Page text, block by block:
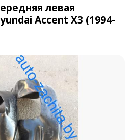
левая
Accent X3 (1994-